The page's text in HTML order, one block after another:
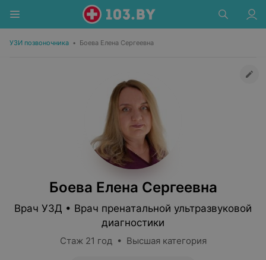
УЗИ позвоночника • Боева Елена Сергеевна
Боева Елена Сергеевна
Врач УЗД • Врач пренатальной ультразвуковой
диагностики
Стаж 21 год • Высшая категория